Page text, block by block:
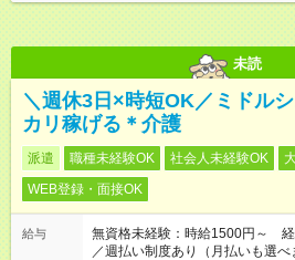
未読
＼週休3日×時短OK／ミドル
カリ稼げる＊介護
派遣 職種未経験OK 社会人未経験OK
WEB登録・面接OK
給与
無資格未経験：時給1500円～
／週払い制度あり（月払いも選